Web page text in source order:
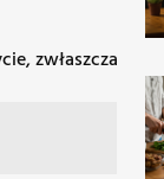
zwłaszcza w